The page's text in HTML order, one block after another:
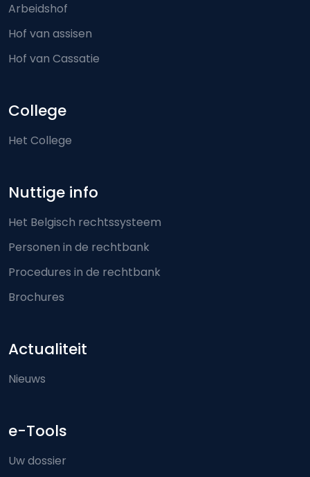
Arbeidshof
Hof van assisen
Hof van Cassatie
College
Het College
Nuttige info
Het Belgisch rechtssysteem
Personen in de rechtbank
Procedures in de rechtbank
Brochures
Actualiteit
Nieuws
e-Tools
Uw dossier